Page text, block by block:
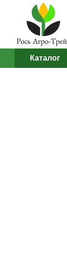
Перейти к
Каталог